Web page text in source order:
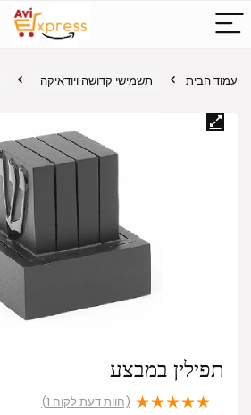
עמוד הבית תשמישי קדושה ויודאיקה
תפילין במבצע
★
★
★
★
★ (חוות דעת לקוח 1
)